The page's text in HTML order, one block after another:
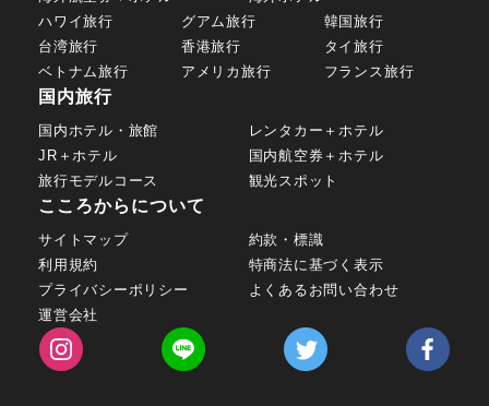
ハワイ旅行
グアム旅行
韓国旅行
台湾旅行
香港旅行
タイ旅行
ベトナム旅行
アメリカ旅行 フランス旅行
国内旅行
国内ホテル・旅館
レンタカー＋ホテル
JR＋ホテル
国内航空券＋ホテル
旅行モデルコース
観光スポット
こころからについて
サイトマップ
約款・標識
利用規約
特商法に基づく表示
プライバシーポリシー
よくあるお問い合わせ
運営会社